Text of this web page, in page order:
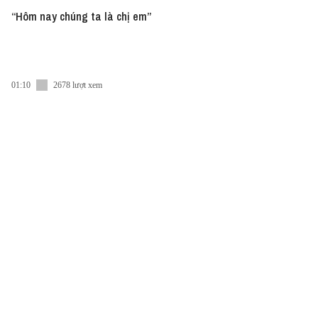
“Hôm nay chúng ta là chị em”
01:10 2678 lượt xem